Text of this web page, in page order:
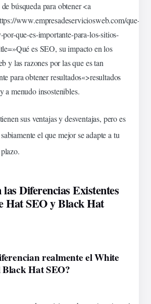
búsqueda para obtener <a
www.empresadeserviciosweb.com/que-
por-que-es-importante-para-los-sitios-
es SEO, su impacto en los
y las razones por las que es tan
para obtenerresultados«>resultados
a menudo insostenibles.
susventajasy desventajas, pero es
el que mejor se adapte a tu
plazo.
las Diferencias Existentes
Hat SEO y Black Hat
realmente el White
Hat SEO?